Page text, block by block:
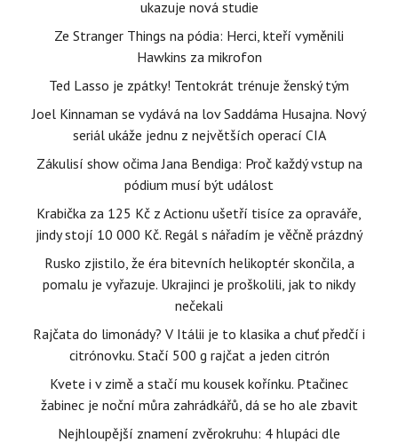
ukazuje nová studie
Ze Stranger Things na pódia: Herci, kteří vyměnili
Hawkins za mikrofon
Ted Lasso je zpátky! Tentokrát trénuje ženský tým
Joel Kinnaman se vydává na lov Saddáma Husajna. Nový
seriál ukáže jednu z největších operací CIA
Zákulisí show očima Jana Bendiga: Proč každý vstup na
pódium musí být událost
Krabička za 125 Kč z Actionu ušetří tisíce za opraváře,
jindy stojí 10 000 Kč. Regál s nářadím je věčně prázdný
Rusko zjistilo, že éra bitevních helikoptér skončila, a
pomalu je vyřazuje. Ukrajinci je proškolili, jak to nikdy
nečekali
Rajčata do limonády? V Itálii je to klasika a chuť předčí i
citrónovku. Stačí 500 g rajčat a jeden citrón
Kvete i v zimě a stačí mu kousek kořínku. Ptačinec
žabinec je noční můra zahrádkářů, dá se ho ale zbavit
Nejhloupější znamení zvěrokruhu: 4 hlupáci dle